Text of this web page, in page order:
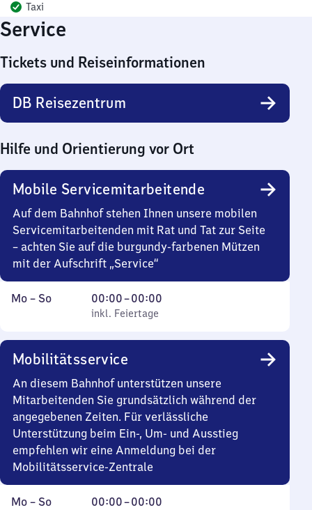
Taxi
Service
Tickets und Reiseinformationen
DB Reisezentrum
Hilfe und Orientierung vor Ort
Mobile Servicemitarbeitende
Auf dem Bahnhof stehen Ihnen unsere mobilen
Servicemitarbeitenden mit Rat und Tat zur Seite
– achten Sie auf die burgundy-farbenen Mützen
mit der Aufschrift „Service“
Montag
Mo – So,
inkl. Feiertage
00:00–00:00
Von
0
0
Uhr
inkl. Feiertage
Mobilitätsservice
An diesem Bahnhof unterstützen unsere
Mitarbeitenden Sie grundsätzlich während der
angegebenen Zeiten. Für verlässliche
Unterstützung beim Ein-, Um- und Ausstieg
empfehlen wir eine Anmeldung bei der
Mobilitätsservice-Zentrale
Montag
Mo – So,
00:00–00:00
Von